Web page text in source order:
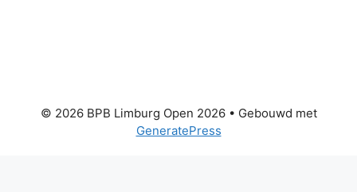
© 2026 BPB Limburg Open 2026• Gebouwd met
GeneratePress